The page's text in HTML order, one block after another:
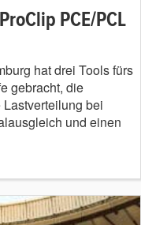
PCE/PCL
hat drei Tools fürs
gebracht, die
bei
und einen